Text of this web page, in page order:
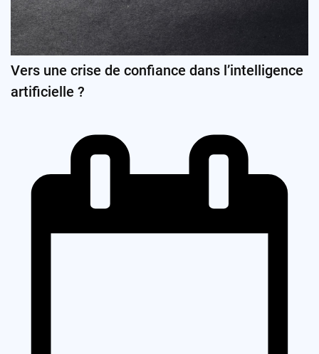
Vers une crise de confiance dans l’intelligence
artificielle ?